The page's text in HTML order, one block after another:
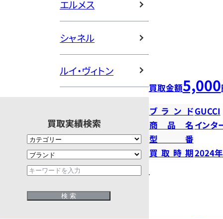
エルメス
シャネル
ルイ・ヴィトン
買取実績検索
買取金額5,000
ブランドGUCCI
商品名 インタ
型番
買取時期2024